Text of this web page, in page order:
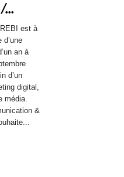
est à
d’une
an à
d’un
digital,
média.
&